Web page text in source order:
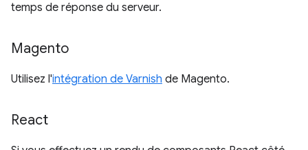
temps de réponse du serveur.
Magento
Utilisez l'intégration de Varnish de Magento.
React